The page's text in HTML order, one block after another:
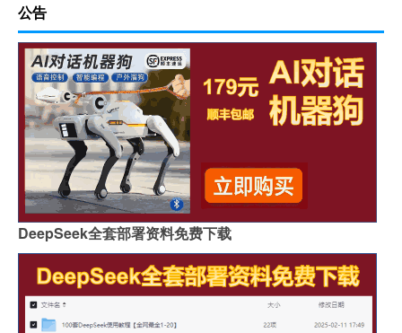
公告
DeepSeek全套部署资料免费下载